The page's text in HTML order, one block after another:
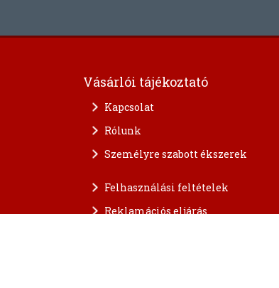
Vásárlói tájékoztató
Kapcsolat
Rólunk
Személyre szabott ékszerek
Felhasználási feltételek
Reklamációs eljárás